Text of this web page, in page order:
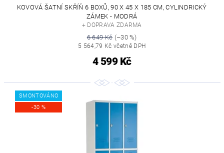
KOVOVÁ ŠATNÍ SKŘÍŇ 6 BOXŮ, 90 X 45 X 185 CM, CYLINDRICKÝ
ZÁMEK - MODRÁ
+ DOPRAVA ZDARMA
6 649 Kč(–30 %)
5 564,79 Kč včetně DPH
4 599 Kč
SMONTOVÁNO
-30 %